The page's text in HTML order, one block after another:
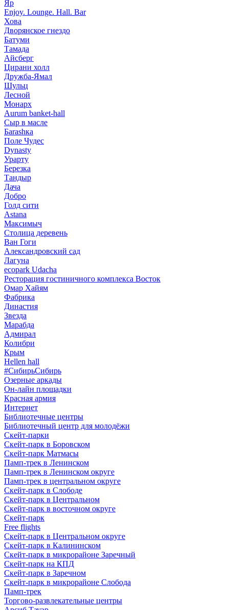
Яр
Enjoy. Lounge. Hall. Bar
Хова
Дворянское гнездо
Батуми
Тамада
Айсберг
Цирани холл
Дружба-Ямал
Шульц
Лесной
Монарх
Aurum banket-hall
Сыр в масле
Баrаshка
Поле Чудес
Dynasty
Урарту
Березка
Тандыр
Дача
Добро
Голд сити
Astana
Максимыч
Столица деревень
Ван Гоги
Александровский сад
Лагуна
ecopark Udacha
Ресторация гостиничного комплекса Восток
Омар Хайям
Фабрика
Династия
Звезда
Марабда
Адмирал
Колибри
Крым
Hellen hall
#СибирьСибирь
Озерные аркады
Он-лайн площадки
Красная армия
Интернет
Библиотечные центры
Библиотечный центр для молодёжи
Скейт-парки
Скейт-парк в Боровском
Скейт-парк Матмасы
Памп-трек в Ленинском
Памп-трек в Ленинском округе
Памп-трек в центральном округе
Скейт-парк в Слободе
Скейт-парк в Центральном
Скейт-парк в восточном округе
Скейт-парк
Free flights
Скейт-парк в Центральном округе
Скейт-парк в Калининском
Скейт-парк в микрорайоне Заречный
Скейт-парк на КПД
Скейт-парк в Заречном
Скейт-парк в микрорайоне Слобода
Памп-трек
Торгово-развлекательные центры